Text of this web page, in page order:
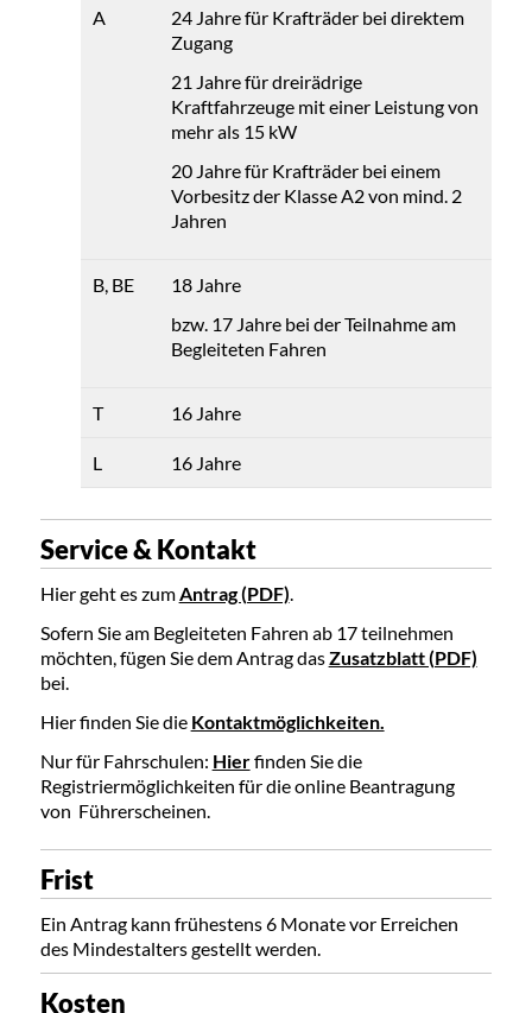
A
24 Jahre für Krafträder bei direktem
Zugang
21 Jahre für dreirädrige
Kraftfahrzeuge mit einer Leistung von
mehr als 15 kW
20 Jahre für Krafträder bei einem
Vorbesitz der Klasse A2 von mind. 2
Jahren
B, BE
18 Jahre
bzw. 17 Jahre bei der Teilnahme am
Begleiteten Fahren
T 16 Jahre
L 16 Jahre
Service & Kontakt
Hier geht es zum Antrag (PDF)
Sofern Sie am Begleiteten Fahren ab 17 teilnehmen
möchten, fügen Sie dem Antrag dasZusatzblatt (PDF)
bei.
Hier finden Sie die Kontaktmöglichkeiten.
Nur für Fahrschulen: Hierfinden Sie die
Registriermöglichkeiten für die online Beantragung
von Führerscheinen.
Frist
Ein Antrag kann frühestens 6 Monate vor Erreichen
des Mindestalters gestellt werden.
Kosten